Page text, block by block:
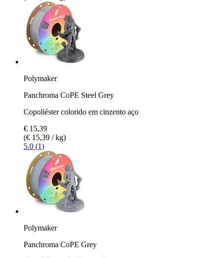
Polymaker
Panchroma CoPE Steel Grey
Copoliéster colorido em cinzento aço
€ 15,39
(€ 15,39 / kg)
5.0 (1)
Polymaker
Panchroma CoPE Grey